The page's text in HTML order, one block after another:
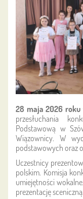
28 maja 2026 roku
przesłuchania
Podstawową w
Wiązownicy. W
podstawowych oraz
Uczestnicy
polskim. Komisja
umiejętności
prezentację sceniczną.